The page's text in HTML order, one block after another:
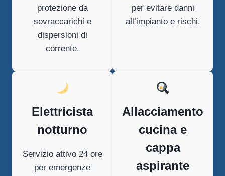
protezione da
sovraccarichi e
dispersioni di
corrente.
per evitare danni
all’impianto e rischi.
Elettricista
notturno
Servizio attivo 24 ore
per emergenze
Allacciamento
cucina e
cappa
aspirante